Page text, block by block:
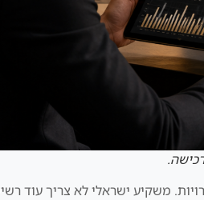
משקיע ישראלי לא צריך עוד